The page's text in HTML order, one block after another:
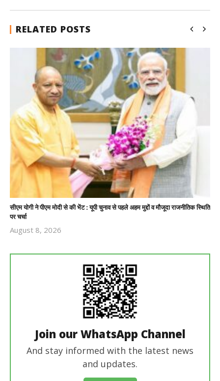
RELATED POSTS
सीएम योगी ने पीएम मोदी से की भेंट : यूपी चुनाव से पहले अहम मुद्दों व मौजूदा राजनीतिक स्थिति
पर चर्चा
August 8, 2026
Join our WhatsApp Channel
And stay informed with the latest news
and updates.